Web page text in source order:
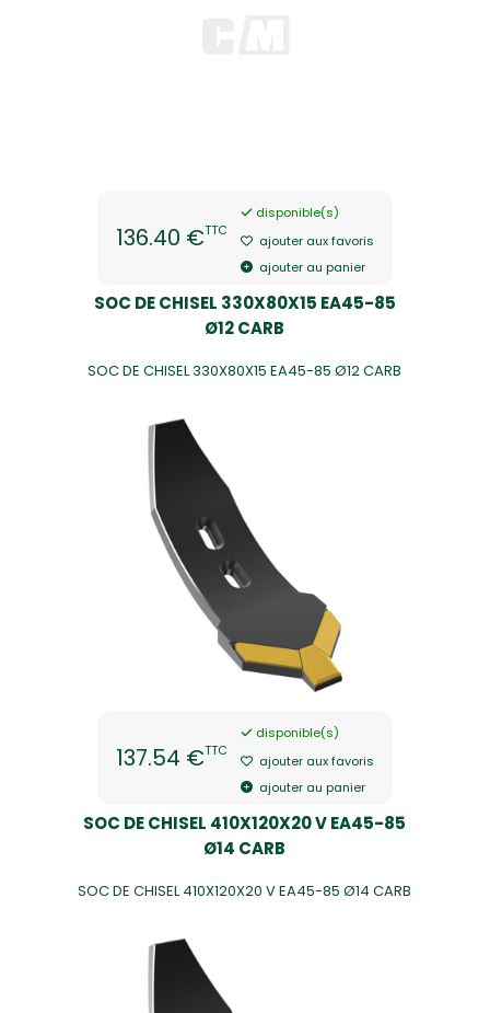
136.40 €TTC
disponible(s)
ajouter aux favoris
ajouter au panier
SOC DE CHISEL 330X80X15 EA45-85
Ø12 CARB
SOC DE CHISEL 330X80X15 EA45-85 Ø12 CARB
137.54 €TTC
disponible(s)
ajouter aux favoris
ajouter au panier
SOC DE CHISEL 410X120X20 V EA45-85
Ø14 CARB
SOC DE CHISEL 410X120X20 V EA45-85 Ø14 CARB